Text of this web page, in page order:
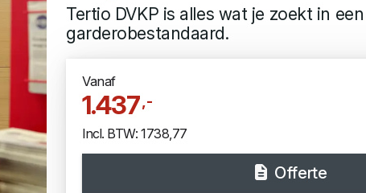
Tertio DVKP is alles wat je zoekt in
garderobestandaard.
Vanaf
1.437,-
Incl. BTW: 1738,77
Offerte